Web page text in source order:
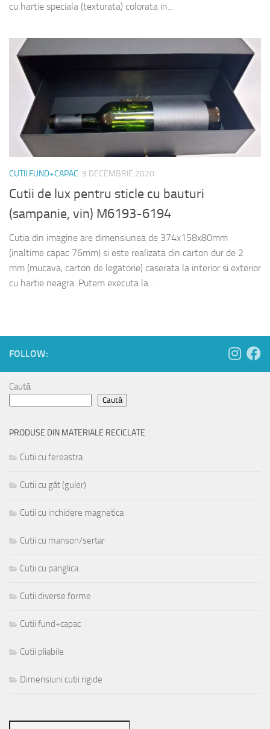
cu hartie speciala (texturata) colorata in...
CUTII FUND+CAPAC 9 DECEMBRIE 2020
Cutii de lux pentru sticle cu bauturi
(sampanie, vin) M6193-6194
Cutia din imagine are dimensiunea de 374x158x80mm
(inaltime capac 76mm) si este realizata din carton dur de 2
mm (mucava, carton de legatorie) caserata la interior si exterior
cu hartie neagra. Putem executa la...
FOLLOW:
Caută
Caută
PRODUSE DIN MATERIALE RECICLATE
Cutii cu fereastra
Cutii cu gât (guler)
Cutii cu inchidere magnetica
Cutii cu manson/sertar
Cutii cu panglica
Cutii diverse forme
Cutii fund+capac
Cutii pliabile
Dimensiuni cutii rigide